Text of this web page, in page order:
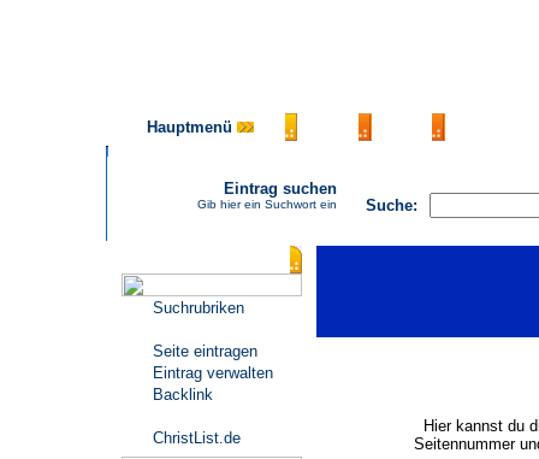
Hauptmenü
Suche:
Eintrag suchen
Gib hier ein Suchwort ein
Suchrubriken
Seite eintragen
Eintrag verwalten
Backlink
ChristList.de
Hier kannst du
Seitennummer